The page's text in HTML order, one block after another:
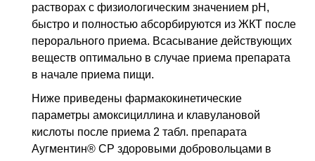
растворах с физиологическим значением рН,
быстро и полностью абсорбируются из ЖКТ после
перорального приема. Всасывание действующих
веществ оптимально в случае приема препарата
в начале приема пищи.
Ниже приведены фармакокинетические
параметры амоксициллина и клавулановой
кислоты после приема 2 табл. препарата
Аугментин® СР здоровыми добровольцами в